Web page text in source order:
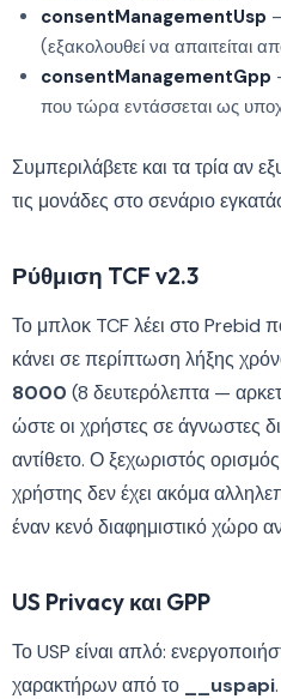
consentManagementUsp
(εξακολουθεί να απαιτείται
consentManagementGpp
που τώρα εντάσσεται ως
Συμπεριλάβετε και τα τρία αν
τις μονάδες στο σενάριο
Ρύθμιση TCF v2.3
Το μπλοκ TCF λέει στο Prebid
κάνει σε περίπτωση λήξης
8000 (8 δευτερόλεπτα —
ώστε οι χρήστες σε άγνωστες
αντίθετο. Ο ξεχωριστός
χρήστης δεν έχει ακόμα
έναν κενό διαφημιστικό χώρο
US Privacy και GPP
Το USP είναι απλό:
χαρακτήρων από το
__uspapi